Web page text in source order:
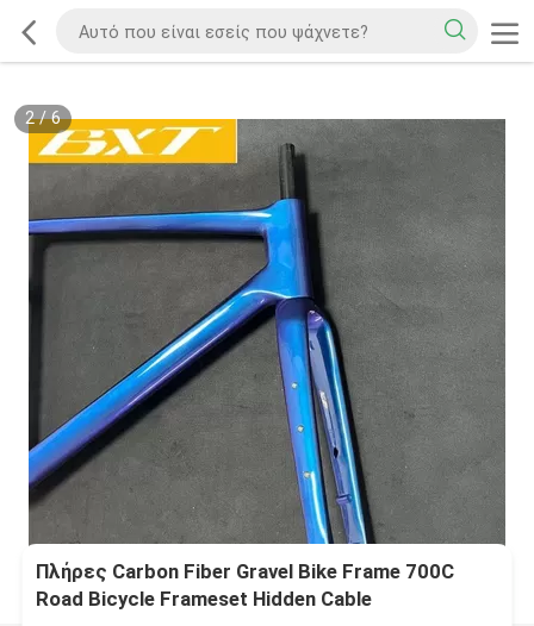
2/6
Πλήρες Carbon Fiber Gravel Bike Frame 700C
Road Bicycle Frameset Hidden Cable